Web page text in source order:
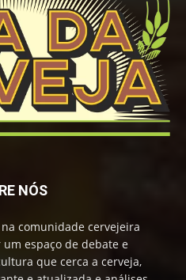
NÓS
comunidade cervejeira
espaço de debate e
que cerca a cerveja,